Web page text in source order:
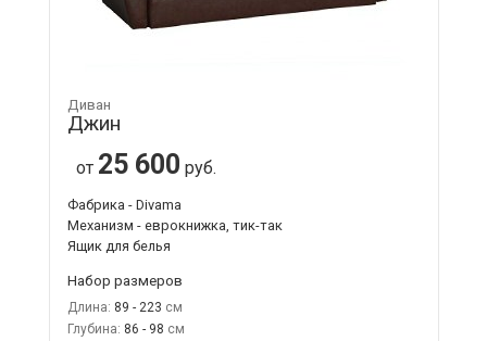
Диван
Джин
от 25 600 руб.
Фабрика - Divama
Механизм - еврокнижка, тик-так
Ящик для белья
Набор размеров
Длина: 89 - 223
Глубина: 86 - 98